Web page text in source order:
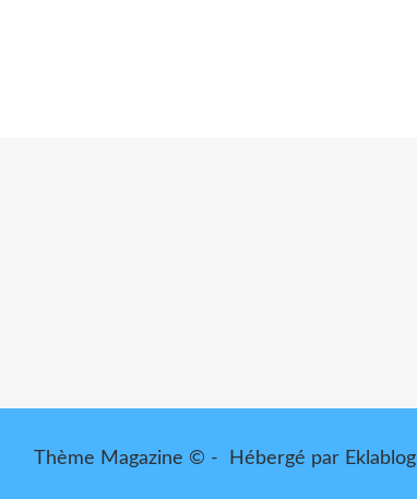
Thème Magazine © - Hébergé par Eklablog